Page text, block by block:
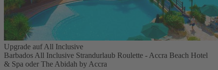
Upgrade auf All Inclusive
Barbados All Inclusive Strandurlaub Roulette - Accra Beach Hotel
& Spa oder The Abidah by Accra